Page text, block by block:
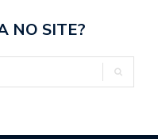
NO SITE?